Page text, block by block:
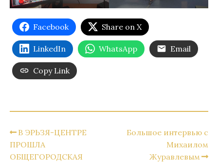
Facebook Share on X
LinkedIn WhatsApp Email
Copy Link
В ЭРЬЗЯ-ЦЕНТРЕ
ПРОШЛА
ОБЩЕГОРОДСКАЯ
Большое интервью с
Михаилом
Журавлевым